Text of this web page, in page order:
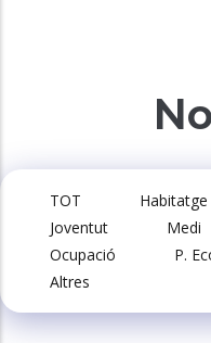
TOT Habitatge
Joventut
Medi
Ocupació
P.
Altres